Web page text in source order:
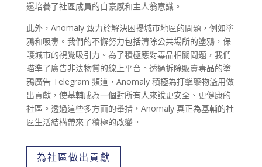
還培養了社區成員的自豪感和主人翁意識。
此外，Anomaly 致力於解決困擾城市地區的問題，例如塗
鴉和吸毒。我們的不懈努力包括清除公共場所的塗鴉，保
護城市的視覺吸引力。為了積極應對毒品相關問題，我們
瞄準了廣告非法物質的線上平台。透過拆除販賣毒品的塗
鴉廣告 Telegram 頻道，Anomaly 積極為打擊藥物濫用做
出貢獻，使基輔成為一個對所有人來說更安全、更健康的
社區。透過這些多方面的舉措，Anomaly 真正為基輔的社
區生活結構帶來了積極的改變。
為社區做出貢獻
Dansk
Nederlands
Français
Italiano
Română
Eesti